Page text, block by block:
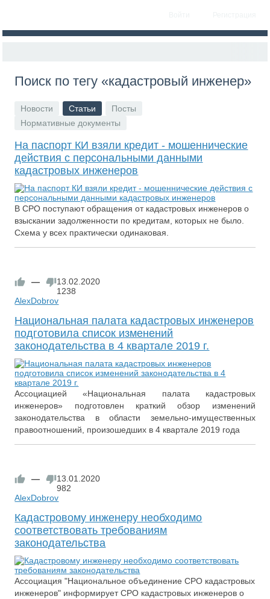
Поиск по тегу «кадастровый инженер»
Новости Статьи
Посты
Нормативные документы
На паспорт КИ взяли кредит - мошеннические
действия с персональными данными
кадастровых инженеров
В СРО поступают обращения от кадастровых инженеров о
взыскании задолженности по кредитам, которых не было.
Схема у всех практически одинаковая.
—
13.02.2020
1238
AlexDobrov
Национальная палата кадастровых инженеров
подготовила список изменений
законодательства в 4 квартале 2019 г.
Ассоциацией «Национальная палата кадастровых
инженеров» подготовлен краткий обзор изменений
законодательства в области земельно-имущественных
правоотношений, произошедших в 4 квартале 2019 года
—
13.01.2020
982
AlexDobrov
Кадастровому инженеру необходимо
соответствовать требованиям
законодательства
Ассоциация "Национальное объединение СРО кадастровых
инженеров" информирует СРО кадастровых инженеров о